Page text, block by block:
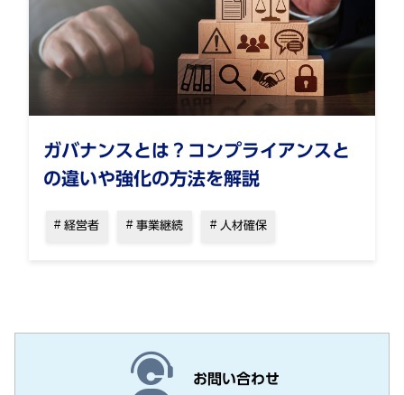
ガバナンスとは？コンプライアンスと
の違いや強化の方法を解説
経営者 事業継続 人材確保
お問い合わせ